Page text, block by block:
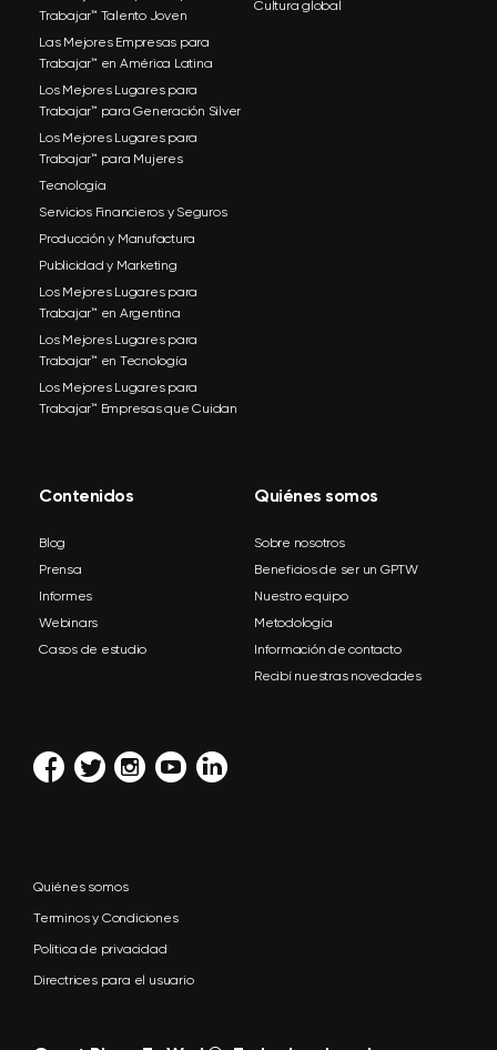
Trabajar™ Talento Joven
Las Mejores Empresas para
Trabajar™ en América Latina
Los Mejores Lugares para
Trabajar™ para Generación Silver
Los Mejores Lugares para
Trabajar™ para Mujeres
Tecnología
Servicios Financieros y Seguros
Producción y Manufactura
Publicidad y Marketing
Los Mejores Lugares para
Trabajar™ en Argentina
Los Mejores Lugares para
Trabajar™ en Tecnología
Los Mejores Lugares para
Trabajar™ Empresas que Cuidan
Cultura global
Contenidos
Blog
Prensa
Informes
Webinars
Casos de estudio
Quiénes somos
Sobre nosotros
Beneficios de ser un GPTW
Nuestro equipo
Metodología
Información de contacto
Recibí nuestras novedades
Quiénes somos
Terminos y Condiciones
Política de privacidad
Directrices para el usuario